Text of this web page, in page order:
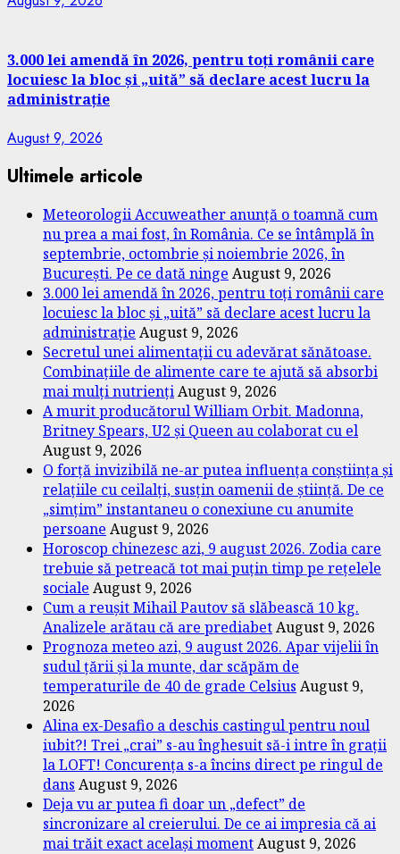
3.000 lei amendă în 2026, pentru toți românii care
locuiesc la bloc și „uită” să declare acest lucru la
administrație
August 9, 2026
Ultimele articole
Meteorologii Accuweather anunță o toamnă cum
nu prea a mai fost, în România. Ce se întâmplă în
septembrie, octombrie și noiembrie 2026, în
București. Pe ce dată ninge August 9, 2026
3.000 lei amendă în 2026, pentru toți românii care
locuiesc la bloc și „uită” să declare acest lucru la
administrație August 9, 2026
Secretul unei alimentații cu adevărat sănătoase.
Combinațiile de alimente care te ajută să absorbi
mai mulți nutriențiAugust 9, 2026
A murit producătorul William Orbit. Madonna,
Britney Spears, U2 și Queen au colaborat cu el
August 9, 2026
O forță invizibilă ne-ar putea influența conștiința și
relațiile cu ceilalți, susțin oamenii de știință. De ce
„simțim” instantaneu o conexiune cu anumite
persoane August 9, 2026
Horoscop chinezesc azi, 9 august 2026. Zodia care
trebuie să petreacă tot mai puțin timp pe rețelele
sociale August 9, 2026
Cum a reușit Mihail Pautov să slăbească 10 kg.
Analizele arătau că are prediabetAugust 9, 2026
Prognoza meteo azi, 9 august 2026. Apar vijelii în
sudul țării și la munte, dar scăpăm de
temperaturile de 40 de grade Celsius August 9,
2026
Alina ex-Desafio a deschis castingul pentru noul
iubit?! Trei „crai” s-au înghesuit să-i intre în grații
la LOFT! Concurența s-a încins direct pe ringul de
dans August 9, 2026
Deja vu ar putea fi doar un „defect” de
sincronizare al creierului. De ce ai impresia că ai
mai trăit exact același momentAugust 9, 2026